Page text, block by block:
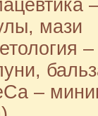
мази
–